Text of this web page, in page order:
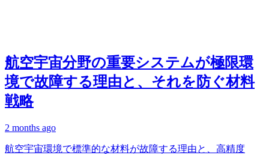
航空宇宙分野の重要システムが極限環
境で故障する理由と、それを防ぐ材料
戦略
2 months ago
航空宇宙環境で標準的な材料が故障する理由と、高精度